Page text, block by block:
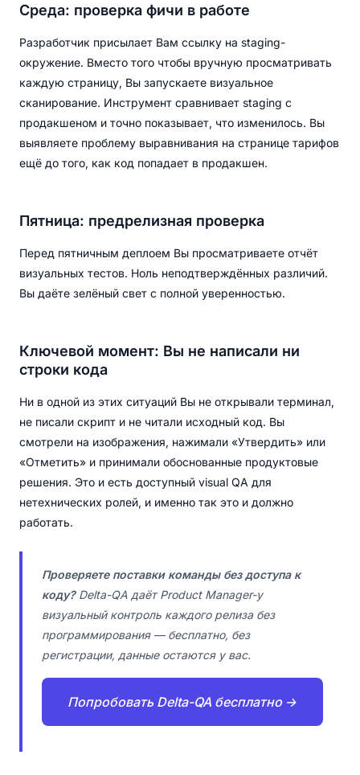
Среда: проверка фичи в работе
Разработчик присылает Вам ссылку на staging-
окружение. Вместо того чтобы вручную просматривать
каждую страницу, Вы запускаете визуальное
сканирование. Инструмент сравнивает staging с
продакшеном и точно показывает, что изменилось. Вы
выявляете проблему выравнивания на странице тарифов
ещё до того, как код попадает в продакшен.
Пятница: предрелизная проверка
Перед пятничным деплоем Вы просматриваете отчёт
визуальных тестов. Ноль неподтверждённых различий.
Вы даёте зелёный свет с полной уверенностью.
Ключевой момент: Вы не написали ни
строки кода
Ни в одной из этих ситуаций Вы не открывали терминал,
не писали скрипт и не читали исходный код. Вы
смотрели на изображения, нажимали «Утвердить» или
«Отметить» и принимали обоснованные продуктовые
решения. Это и есть доступный visual QA для
нетехнических ролей, и именно так это и должно
работать.
Проверяете поставки команды без доступа к
коду?Delta-QA даёт Product Manager-у
визуальный контроль каждого релиза без
программирования — бесплатно, без
регистрации, данные остаются у вас.
Попробовать Delta-QA бесплатно →